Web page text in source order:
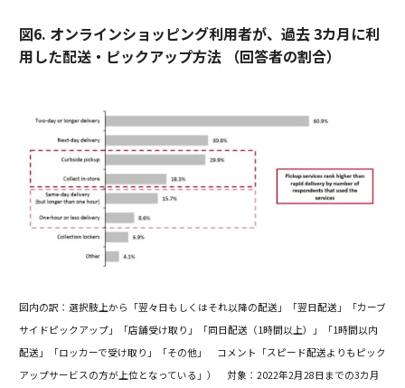
図6. オンラインショッピング利用者が、過去 3カ月に利
用した配送・ピックアップ方法 （回答者の割合）
図内の訳：選択肢上から「翌々日もしくはそれ以降の配送」「翌日配送」「カーブ
サイドピックアップ」「店舗受け取り」「同日配送（1時間以上）」「1時間以内
配送」「ロッカーで受け取り」「その他」 コメント「スピード配送よりもピック
アップサービスの方が上位となっている」） 対象：2022年2月28日までの3カ月